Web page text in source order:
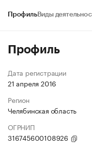
ПрофильВиды
Профиль
Дата регистрации
21 апреля 2016
Регион
Челябинская область
ОГРНИП
316745600108926